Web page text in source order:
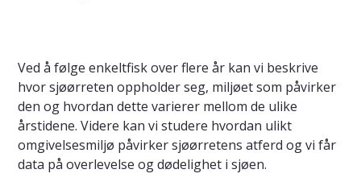
​​​​​Ved å følge enkeltfisk over flere år kan vi beskrive
hvor sjøørreten oppholder seg, miljøet som påvirker
den og hvordan dette varierer mellom de ulike
årstidene. Videre kan vi studere hvordan ulikt
omgivelsesmiljø påvirker sjøørretens atferd og vi får
data på overlevelse og dødelighet i sjøen.